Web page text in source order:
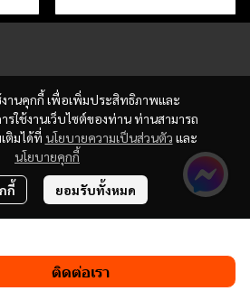
ติดต่อเรา
งานคุกกี้ เพื่อเพิ่มประสิทธิภาพและ
ใช้งานเว็บไซต์ของท่าน ท่านสามารถ
ติมได้ที่ นโยบายความเป็นส่วนตัว และ
นโยบายคุกกี้
กี้ ยอมรับทั้งหมด
ข้าชมวันนี้1,205
By MakeWebEasy